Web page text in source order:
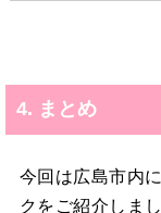
4. まとめ
今回は広島市内
クをご紹介しま